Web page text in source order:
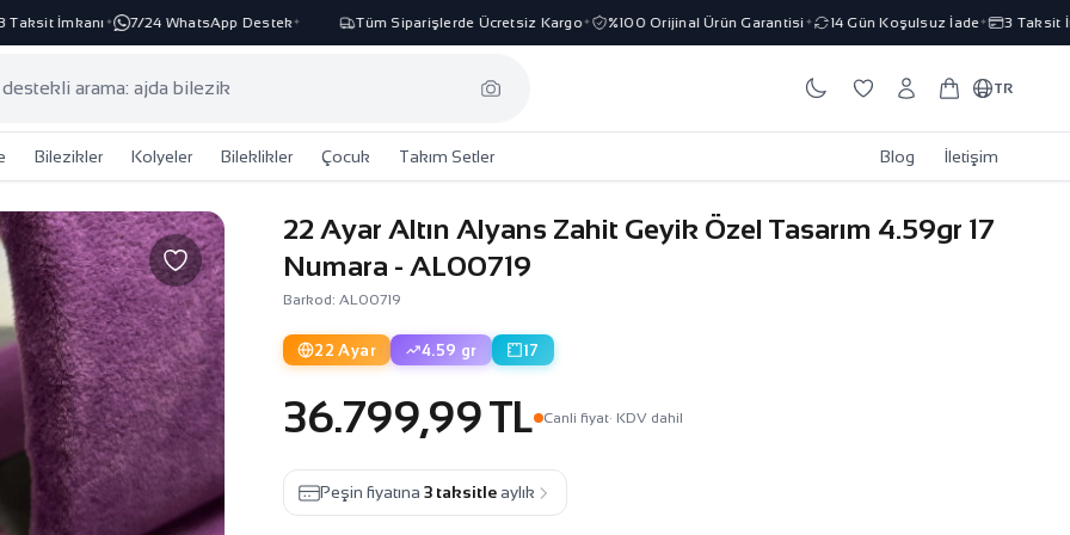
İmkanı✦ 7/24 WhatsApp Destek✦ Tüm Siparişlerde Ücretsiz Kargo✦ %100 Orijinal Ürün Garantisi✦ 14 Gün Koşulsuz İade✦ 3 Taksit
TR
Bilezikler Kolyeler Bileklikler Çocuk Takım Setler Blog İletişim
22 Ayar Altın Alyans Zahit Geyik Özel Tasarım 4.59gr 17
Numara - AL00719
Barkod: AL00719
22 Ayar 4.59 gr 17
36.799,99 TL Canli fiyat· KDV dahil
Peşin fiyatına3 taksitle aylık